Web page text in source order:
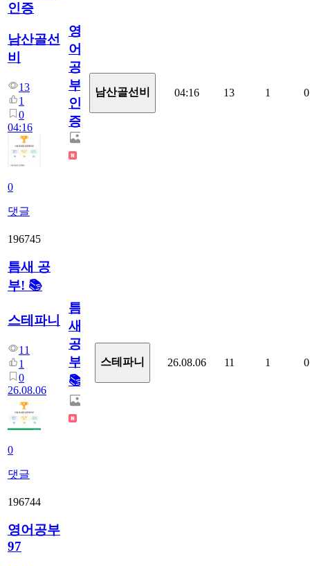
인증
남산골선
비
13
1
0
04:16
0
댓글
영
어
공
부
인
증
남산골선비 04:16 13 1 0
196745
틈새 공
부! 📚
스테파니
11
1
0
26.08.06
0
댓글
틈
새
공
부!
📚
스테파니 26.08.06 11 1 0
196744
영어공부
97